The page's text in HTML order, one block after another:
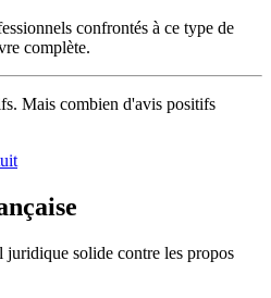
confrontés à ce type de
complète.
Mais combien d'avis positifs
juridique solide contre les propos